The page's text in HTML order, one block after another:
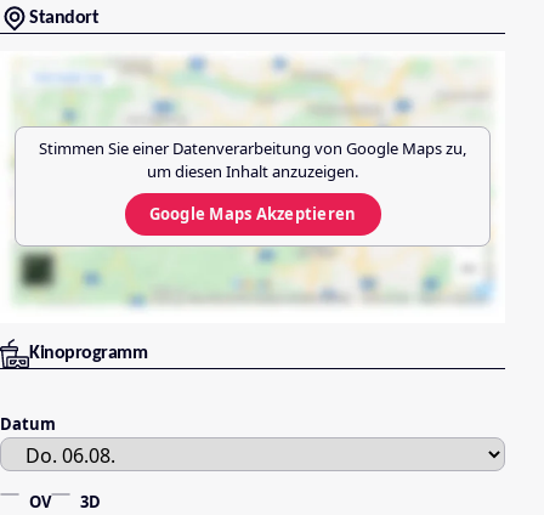
Standort
Stimmen Sie einer Datenverarbeitung von Google Mapszu,
um diesen Inhalt anzuzeigen.
Google Maps Akzeptieren
Kinoprogramm
Datum
OV 3D